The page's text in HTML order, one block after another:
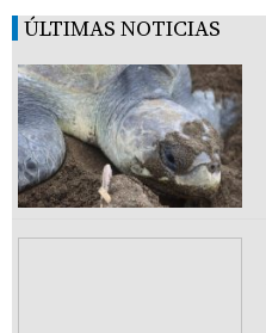
ÚLTIMAS NOTICIAS